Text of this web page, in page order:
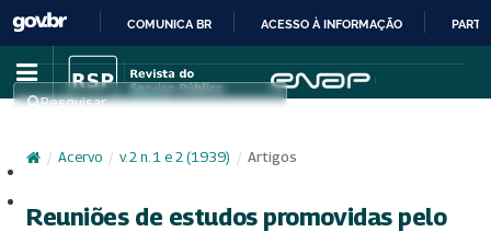
IR
PARA
CONTEÚDO
COMUNICA BR ACESSO À INFORMAÇÃO
Pesquisar
/ Acervo / v. 2 n. 1 e 2 (1939) / Artigos
Reuniões de estudos promovidas pelo